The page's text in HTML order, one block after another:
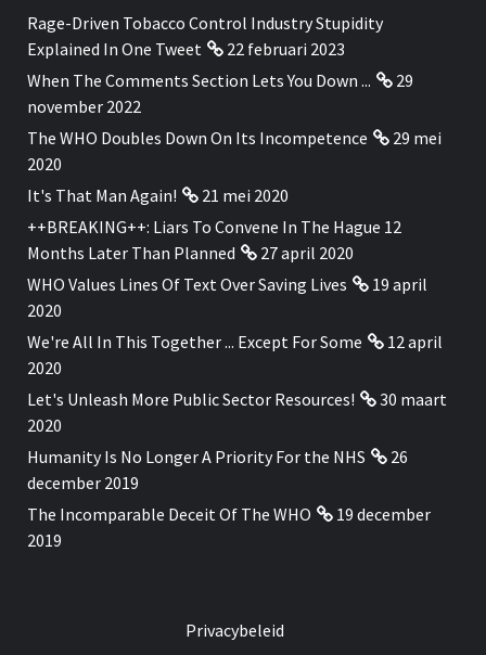
Rage-Driven Tobacco Control Industry Stupidity
Explained In One Tweet
22 februari 2023
When The Comments Section Lets You Down ...
29
november 2022
The WHO Doubles Down On Its Incompetence
29 mei
2020
It's That Man Again!
21 mei 2020
++BREAKING++: Liars To Convene In The Hague 12
Months Later Than Planned
27 april 2020
WHO Values Lines Of Text Over Saving Lives
19 april
2020
We're All In This Together ... Except For Some
12 april
2020
Let's Unleash More Public Sector Resources!
30 maart
2020
Humanity Is No Longer A Priority For the NHS
26
december 2019
The Incomparable Deceit Of The WHO
19 december
2019
Privacybeleid